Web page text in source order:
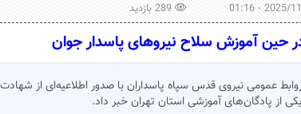
حین آموزش سلاح نیروهای پاسدار جوان
عمومی نیروی قدس سپاه پاسداران با صدور اطلاعیه‌ای از
یکی از پادگان‌های آموزشی استان تهران خبر داد.